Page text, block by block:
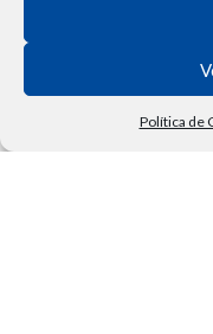
Política de
CarritoMi cuenta